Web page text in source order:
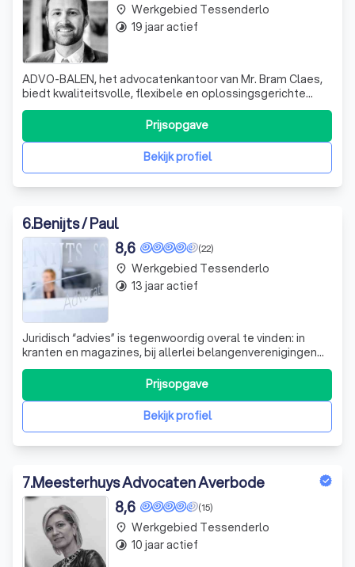
ADVO-BALEN, het advocatenkantoor van Mr. Bram Claes,
biedt kwaliteitsvolle, flexibele en oplossingsgerichte
juridische diensten op maat aan particulieren en aan
cliënten uit de ondernemerswereld. De dienstverlening
richt zich op een aantal rechtsdomeinen, zodat
ontwikkelingen nauwgezet kunnen opg
Bekijk profiel
Prijsopgave
place Werkgebied Tessenderlo
timelapse 19 jaar actief
6.Benijts / Paul
(22)
8,6
Juridisch “advies” is tegenwoordig overal te vinden: in
kranten en magazines, bij allerlei belangenverenigingen
en – natuurlijk – op het internet. Net zoals medisch
“advies”. Toch is het geen goed idee om op het internet
te vertrouwen wanneer u ernstig ziek bent, en evenmin
wanneer u ernstige juridiBekijk profiel
Prijsopgave
place Werkgebied Tessenderlo
timelapse 13 jaar actief
7.Meesterhuys Advocaten Averbode
(15)
8,6
place Werkgebied Tessenderlo
timelapse 10 jaar actief